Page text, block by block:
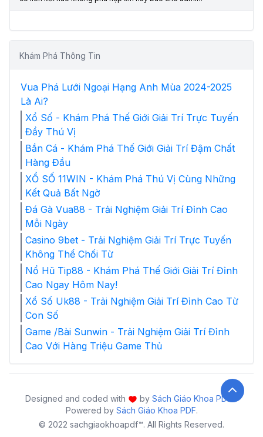
Khám Phá Thông Tin
Vua Phá Lưới Ngoại Hạng Anh Mùa 2024-2025
Là Ai?
Xổ Số - Khám Phá Thế Giới Giải Trí Trực Tuyến
Đầy Thú Vị
Bắn Cá - Khám Phá Thế Giới Giải Trí Đậm Chất
Hàng Đầu
XỔ SỐ 11WIN - Khám Phá Thú Vị Cùng Những
Kết Quả Bất Ngờ
Đá Gà Vua88 - Trải Nghiệm Giải Trí Đỉnh Cao
Mỗi Ngày
Casino 9bet - Trải Nghiệm Giải Trí Trực Tuyến
Không Thể Chối Từ
Nổ Hũ Tip88 - Khám Phá Thế Giới Giải Trí Đỉnh
Cao Ngay Hôm Nay!
Xổ Số Uk88 - Trải Nghiệm Giải Trí Đỉnh Cao Từ
Con Số
Game /Bài Sunwin - Trải Nghiệm Giải Trí Đỉnh
Cao Với Hàng Triệu Game Thủ
Designed and coded with by Sách Giáo Khoa PDF
Powered by Sách Giáo Khoa PDF.
© 2022 sachgiaokhoapdf™. All Rights Reserved.